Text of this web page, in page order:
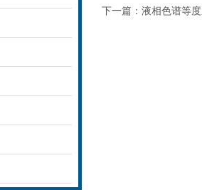
下一篇： 液相色谱等